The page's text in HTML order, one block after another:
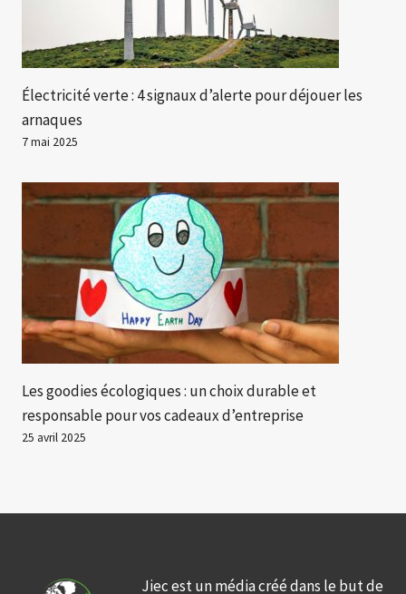
Électricité verte : 4 signaux d’alerte pour déjouer les
arnaques
7 mai 2025
Les goodies écologiques : un choix durable et
responsable pour vos cadeaux d’entreprise
25 avril 2025
Jiec est un média créé dans le but de